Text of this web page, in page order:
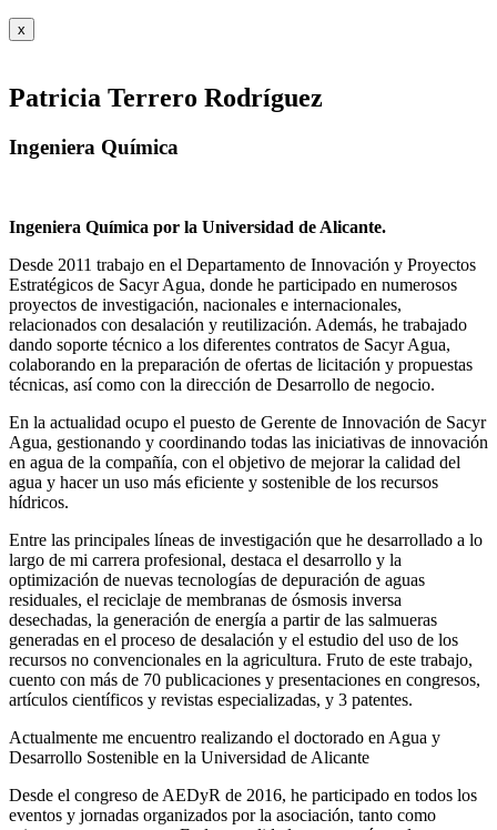
x
Patricia Terrero Rodríguez
Ingeniera Química
Ingeniera Química por la Universidad de Alicante.
Desde 2011 trabajo en el Departamento de Innovación y Proyectos
Estratégicos de Sacyr Agua, donde he participado en numerosos
proyectos de investigación, nacionales e internacionales,
relacionados con desalación y reutilización. Además, he trabajado
dando soporte técnico a los diferentes contratos de Sacyr Agua,
colaborando en la preparación de ofertas de licitación y propuestas
técnicas, así como con la dirección de Desarrollo de negocio.
En la actualidad ocupo el puesto de Gerente de Innovación de Sacyr
Agua, gestionando y coordinando todas las iniciativas de innovación
en agua de la compañía, con el objetivo de mejorar la calidad del
agua y hacer un uso más eficiente y sostenible de los recursos
hídricos.
Entre las principales líneas de investigación que he desarrollado a lo
largo de mi carrera profesional, destaca el desarrollo y la
optimización de nuevas tecnologías de depuración de aguas
residuales, el reciclaje de membranas de ósmosis inversa
desechadas, la generación de energía a partir de las salmueras
generadas en el proceso de desalación y el estudio del uso de los
recursos no convencionales en la agricultura. Fruto de este trabajo,
cuento con más de 70 publicaciones y presentaciones en congresos,
artículos científicos y revistas especializadas, y 3 patentes.
Actualmente me encuentro realizando el doctorado en Agua y
Desarrollo Sostenible en la Universidad de Alicante
Desde el congreso de AEDyR de 2016, he participado en todos los
eventos y jornadas organizados por la asociación, tanto como